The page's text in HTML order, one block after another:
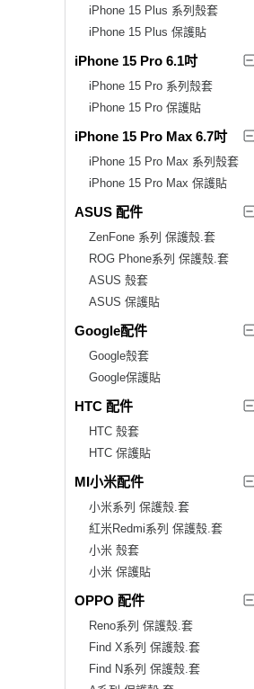
iPhone 15 Plus 系列殼套
iPhone 15 Plus 保護貼
iPhone 15 Pro 6.1吋
iPhone 15 Pro 系列殼套
iPhone 15 Pro 保護貼
iPhone 15 Pro Max 6.7吋
iPhone 15 Pro Max 系列殼套
iPhone 15 Pro Max 保護貼
ASUS 配件
ZenFone 系列 保護殼.套
ROG Phone系列 保護殼.套
ASUS 殼套
ASUS 保護貼
Google配件
Google殼套
Google保護貼
HTC 配件
HTC 殼套
HTC 保護貼
MI小米配件
小米系列 保護殼.套
紅米Redmi系列 保護殼.套
小米 殼套
小米 保護貼
OPPO 配件
Reno系列 保護殼.套
Find X系列 保護殼.套
Find N系列 保護殼.套